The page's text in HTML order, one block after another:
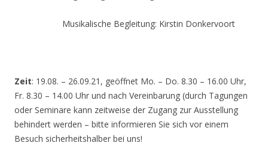
Musikalische Begleitung: Kirstin Donkervoort
Zeit: 19.08. – 26.09.21, geöffnet Mo. – Do. 8.30 – 16.00 Uhr,
Fr. 8.30 – 14.00 Uhr und nach Vereinbarung (durch Tagungen
oder Seminare kann zeitweise der Zugang zur Ausstellung
behindert werden – bitte informieren Sie sich vor einem
Besuch sicherheitshalber bei uns!